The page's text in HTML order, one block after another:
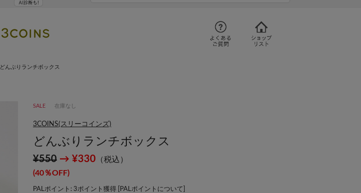
どんぶりランチボックス
SALE 在庫なし
3COINS(スリーコインズ)
どんぶりランチボックス
¥550 → ¥330 （税込）
(40％OFF)
PALポイント: 3ポイント獲得 [ PALポイントについて